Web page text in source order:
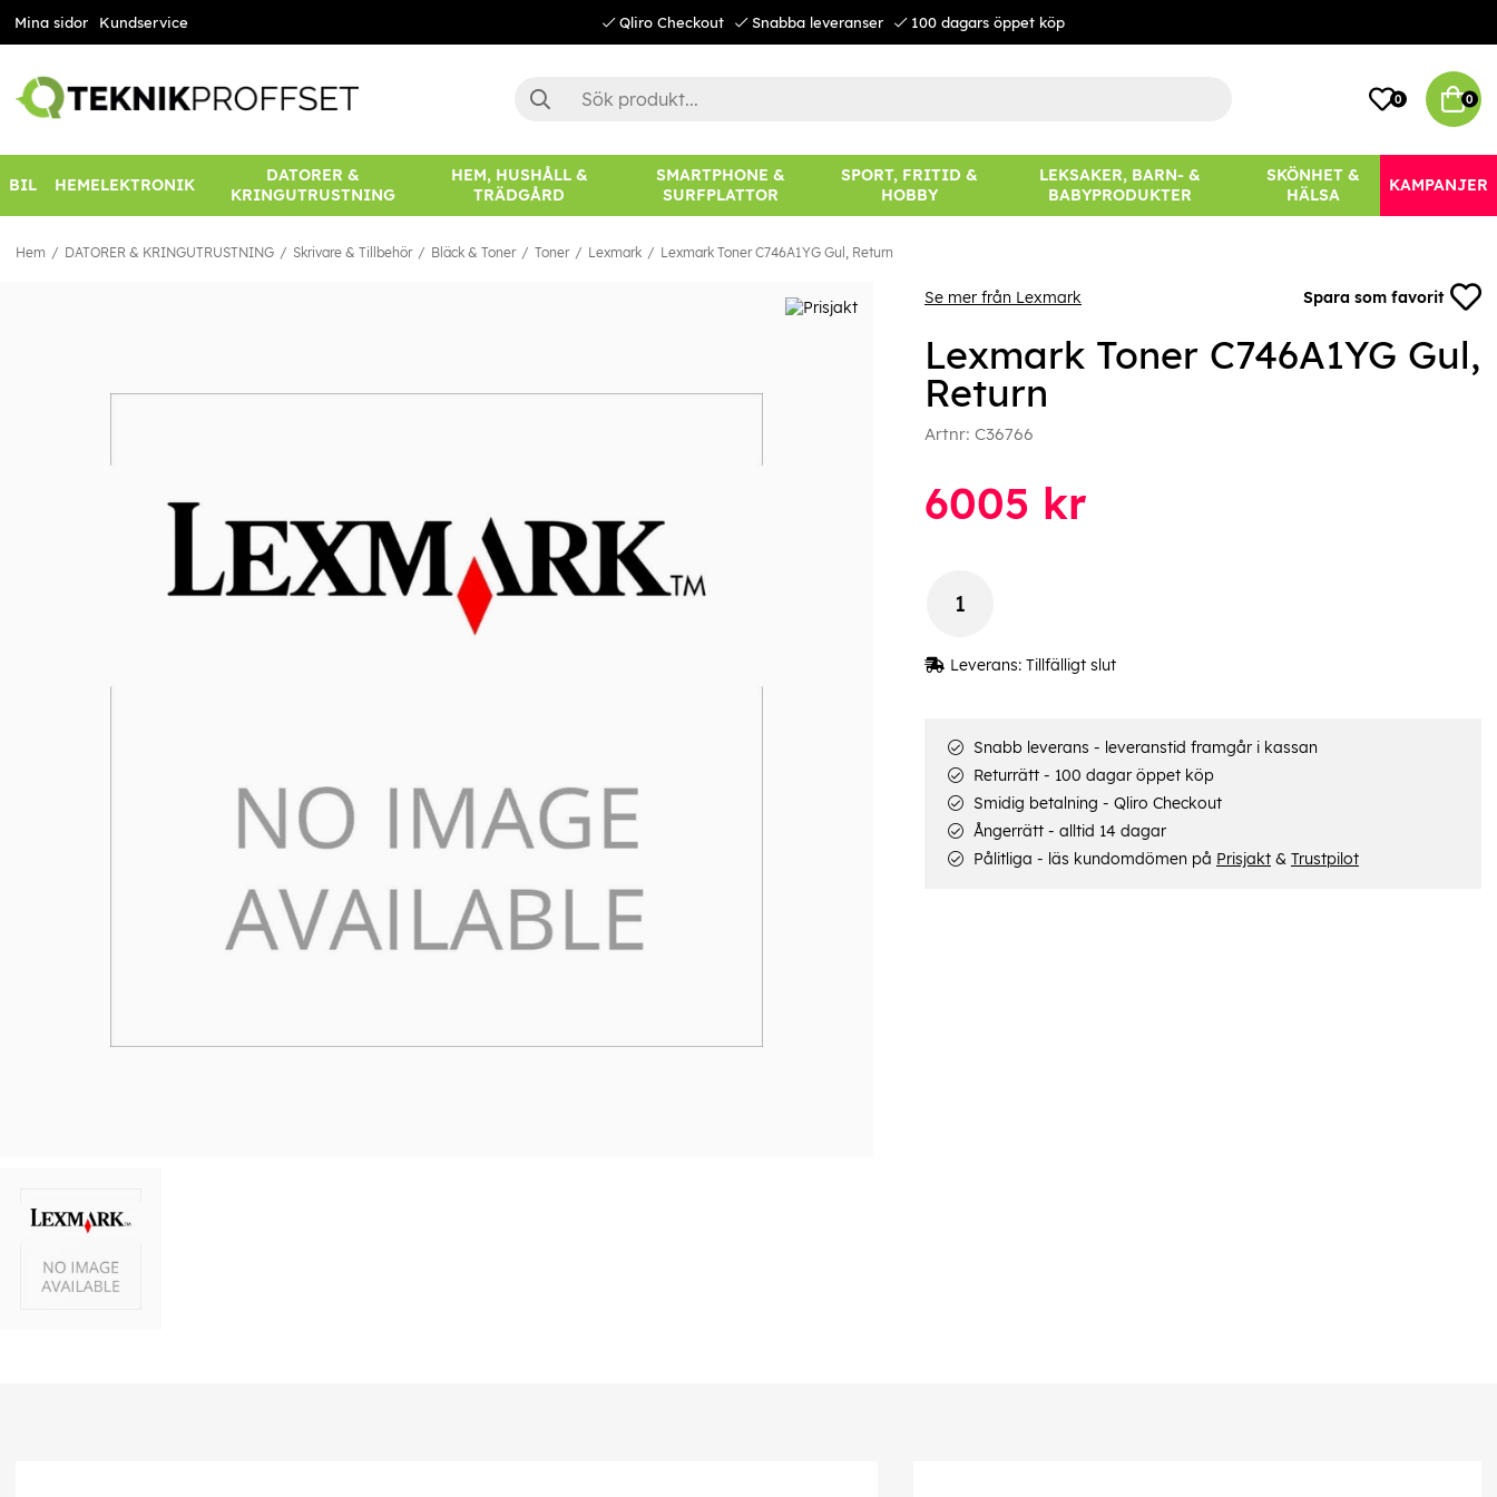
Mina sidor Kundservice Qliro Checkout Snabba leveranser 100 dagars öppet köp
0 0
BIL HEMELEKTRONIK
DATORER &
KRINGUTRUSTNING
HEM, HUSHÅLL &
TRÄDGÅRD
SMARTPHONE &
SURFPLATTOR
SPORT, FRITID &
HOBBY
LEKSAKER, BARN- &
BABYPRODUKTER
SKÖNHET &
HÄLSA
KAMPANJER
Hem DATORER & KRINGUTRUSTNING Skrivare & Tillbehör Bläck & Toner Toner Lexmark Lexmark Toner C746A1YG Gul, Return
Se mer från Lexmark Spara som favorit
Lexmark Toner C746A1YG Gul,
Return
Artnr: C36766
6005 kr
Leverans: Tillfälligt slut
Snabb leverans - leveranstid framgår i kassan
Returrätt - 100 dagar öppet köp
Smidig betalning - Qliro Checkout
Ångerrätt - alltid 14 dagar
Pålitliga - läs kundomdömen på Prisjakt& Trustpilot